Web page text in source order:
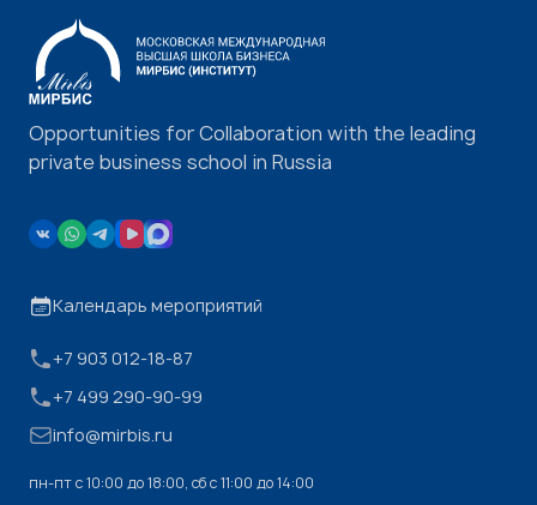
Opportunities for Collaboration with the leading
private business school in Russia
Календарь мероприятий
+7 903 012-18-87
+7 499 290-90-99
info@mirbis.ru
пн-пт с 10:00 до 18:00, cб с 11:00 до 14:00